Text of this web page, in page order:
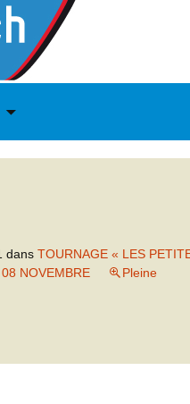
dans TOURNAGE « LES
NOVEMBRE
Pleine